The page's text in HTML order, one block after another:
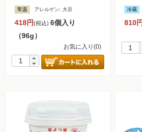
常温 アレルゲン: 大豆
418円(税込) 6個入り
（96g）
お気に入り(0)
冷蔵
810